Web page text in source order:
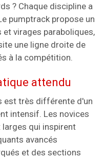
? Chaque discipline a
pumptrack propose un
virages paraboliques,
une ligne droite de
à la compétition.
attendu
est très différente d'un
intensif. Les novices
qui inspirent
avancés
et des sections